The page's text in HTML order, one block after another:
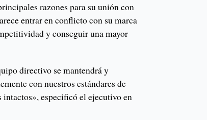
razones para su unión con
entrar en conflicto con su marca
y conseguir una mayor
directivo se mantendrá y
con nuestros estándares de
especificó el ejecutivo en